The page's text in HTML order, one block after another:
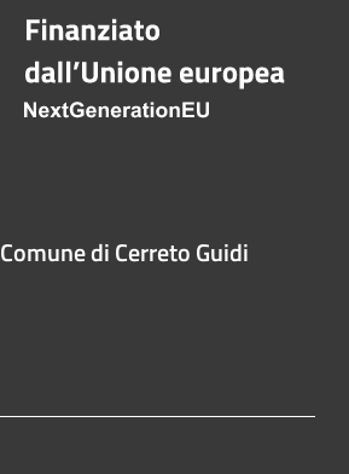
Comune di Cerreto Guidi